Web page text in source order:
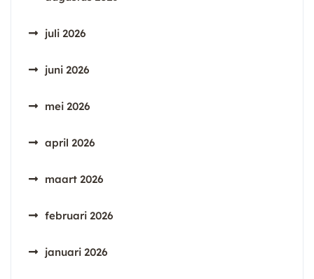
juli 2026
juni 2026
mei 2026
april 2026
maart 2026
februari 2026
januari 2026